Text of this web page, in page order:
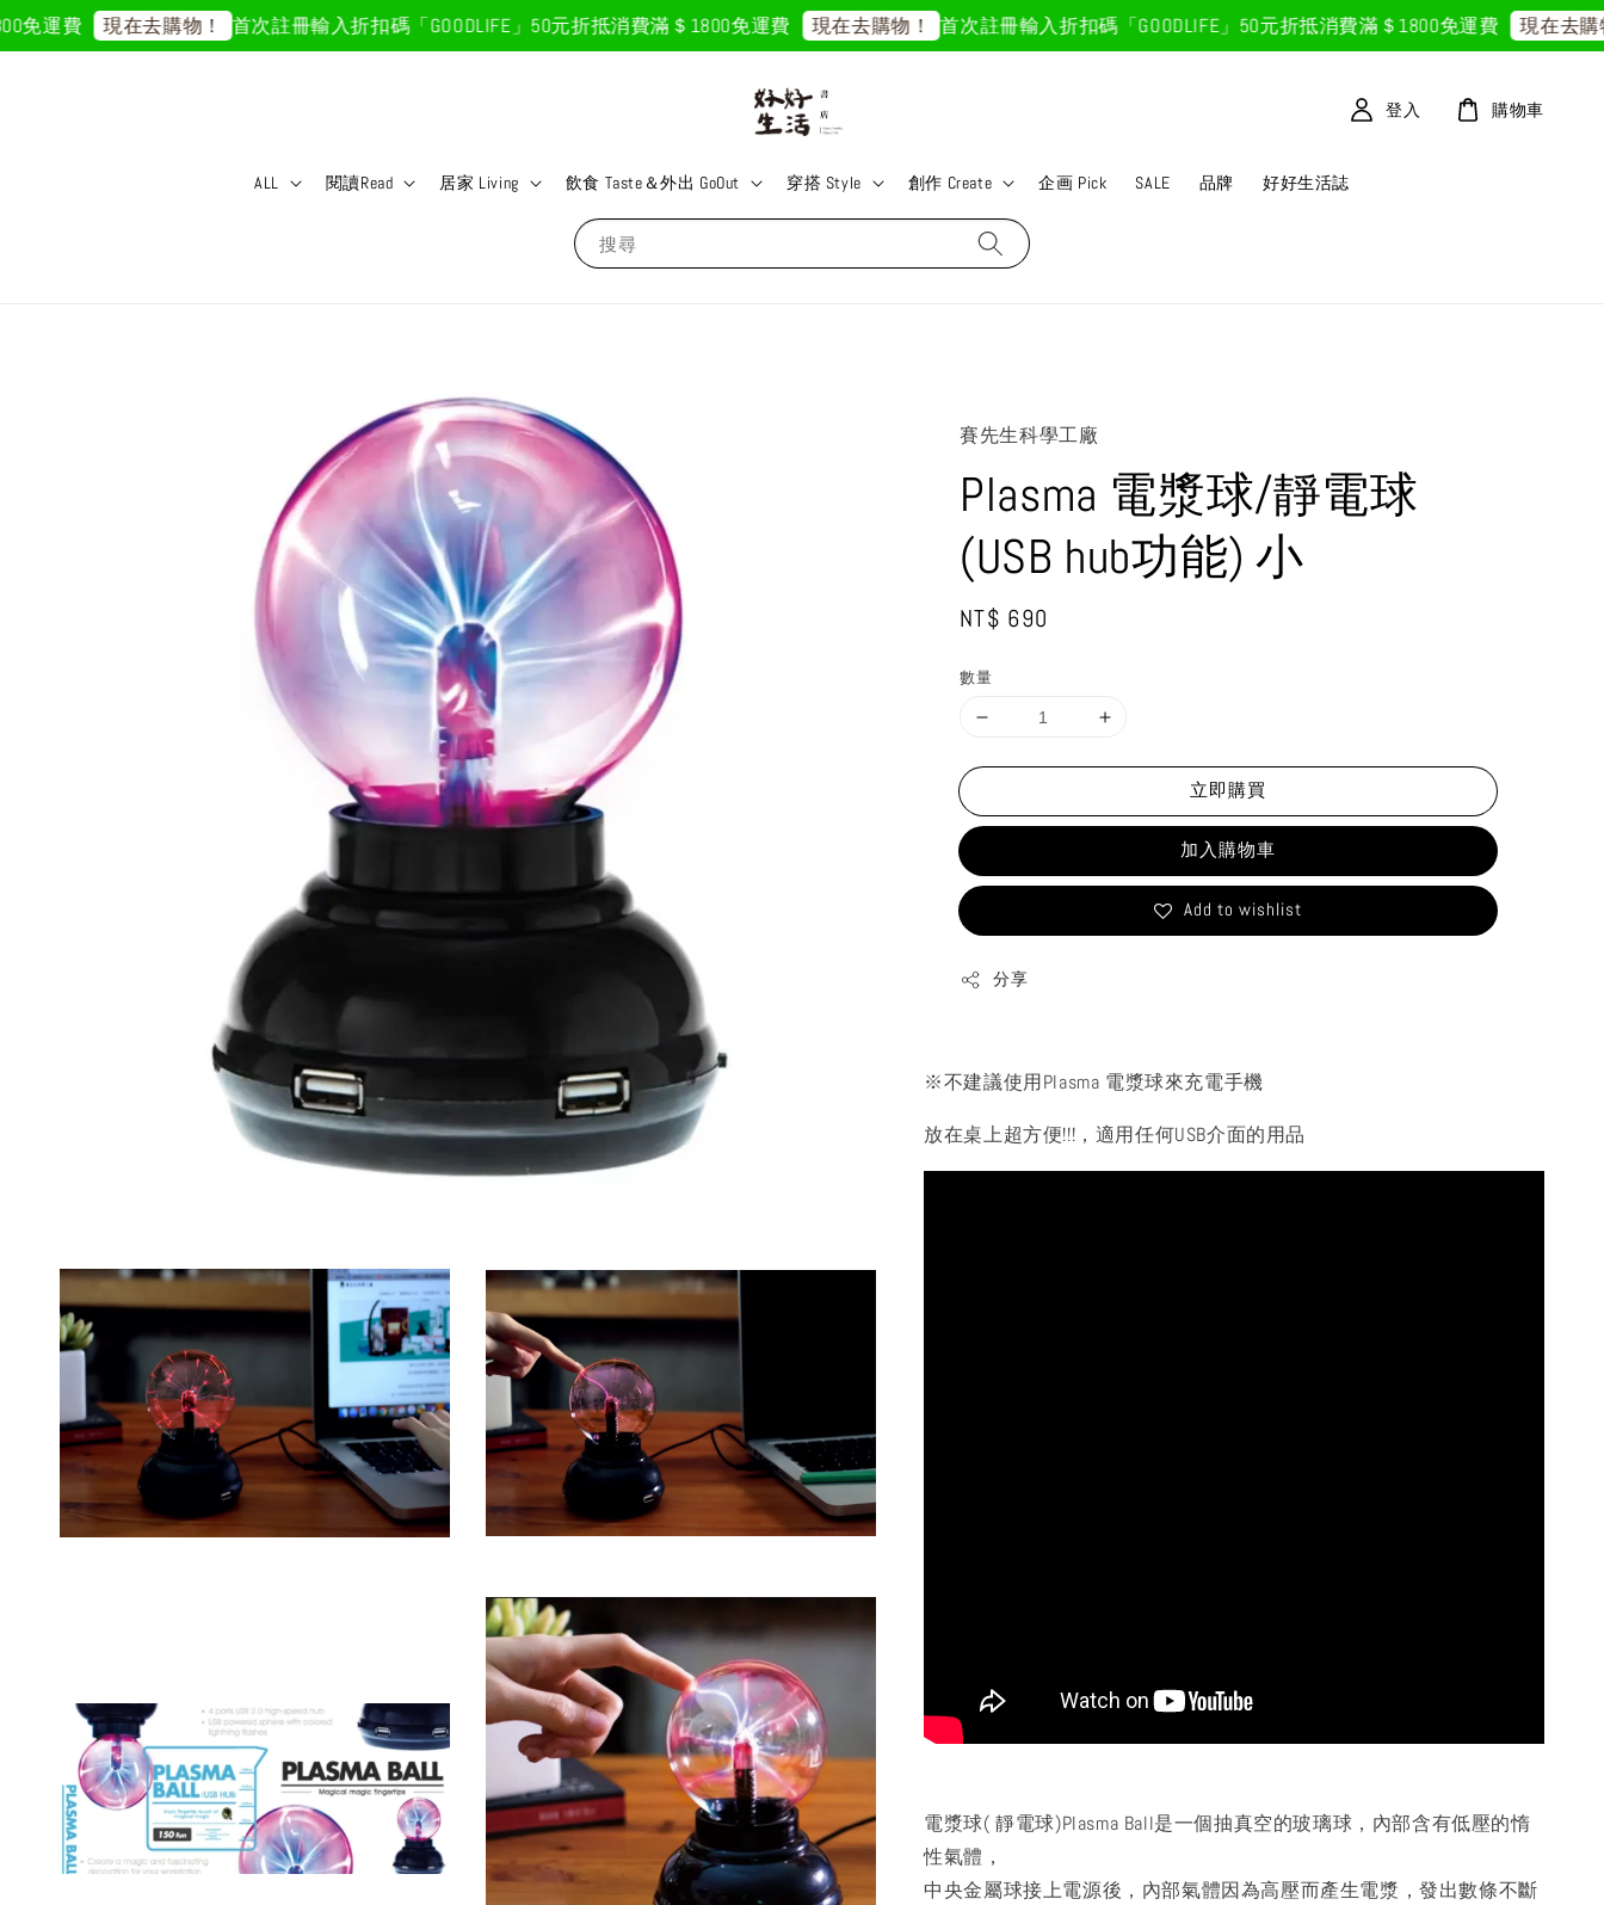
費 現在去購物！ 首次註冊輸入折扣碼「GOODLIFE」50元折抵消費滿＄1800免運費 現在去購物！ 首次註冊輸入折扣碼「GOODLIFE」50元折抵消費滿＄1800免運費 現在去購物！
搜尋
ALL 閱讀Read 居家 Living 飲食 Taste＆外出 GoOut 穿搭 Style 創作 Create 企画 Pick SALE 品牌 好好生活誌
登入 購物車
賽先生科學工廠
Plasma 電漿球/靜電球
(USB hub功能) 小
Regular
NT$ 690
數量
立即購買
加入購物車
Add to wishlist
分享
※不建議使用Plasma 電漿球來充電手機
放在桌上超方便!!!，適用任何USB介面的用品
電漿球( 靜電球)Plasma Ball是一個抽真空的玻璃球，內部含有低壓的惰
性氣體，
中央金屬球接上電源後，內部氣體因為高壓而產生電漿，發出數條不斷